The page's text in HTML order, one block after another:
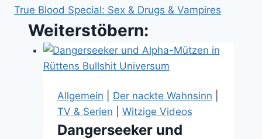
True Blood Special: Sex & Drugs & Vampires
Weiterstöbern:
Allgemein Der nackte Wahnsinn
TV & Serien
Witzige Videos
Dangerseeker und